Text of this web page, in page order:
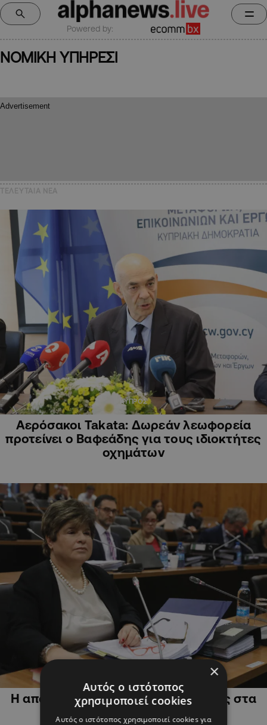
Powered by:
ΝΟΜΙΚΗ ΥΠΗΡΕΣΙ
ΚΥΠΡΟΣ
Αερόσακοι Takata: Δωρεάν λεωφορεία
προτείνει ο Βαφεάδης για τους ιδιοκτήτες
οχημάτων
Η απάντηση της Νομικής Υπηρεσίας στα
στοιχεία της Γιωρκάτζη
×
Αυτός ο ιστότοπος
χρησιμοποιεί cookies
Αυτός ο ιστότοπος χρησιμοποιεί cookies για